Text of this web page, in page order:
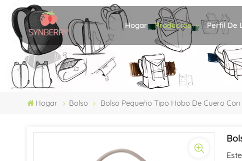
Hogar Productos Perfil De
Hogar Bolso Bolso Pequeño Tipo Hobo De Cuero